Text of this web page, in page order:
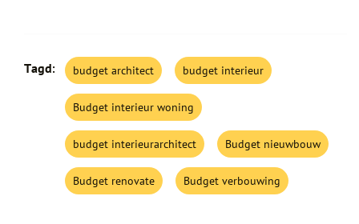
Tagd: budget architect budget interieur
Budget interieur woning
budget interieurarchitect Budget nieuwbouw
Budget renovate Budget verbouwing